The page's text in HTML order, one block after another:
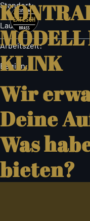
Skip
to
the
content
MODELL
KLINK
Standort:
Laufzeit:
Arbeitszeit:
Beginn:
Wir
Deine
Was
bieten?